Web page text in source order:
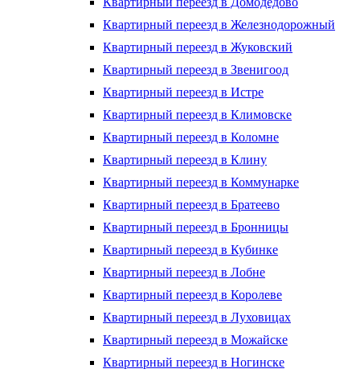
Квартирный переезд в Железнодорожный
Квартирный переезд в Жуковский
Квартирный переезд в Звенигоод
Квартирный переезд в Истре
Квартирный переезд в Климовске
Квартирный переезд в Коломне
Квартирный переезд в Клину
Квартирный переезд в Коммунарке
Квартирный переезд в Братеево
Квартирный переезд в Бронницы
Квартирный переезд в Кубинке
Квартирный переезд в Лобне
Квартирный переезд в Королеве
Квартирный переезд в Луховицах
Квартирный переезд в Можайске
Квартирный переезд в Ногинске